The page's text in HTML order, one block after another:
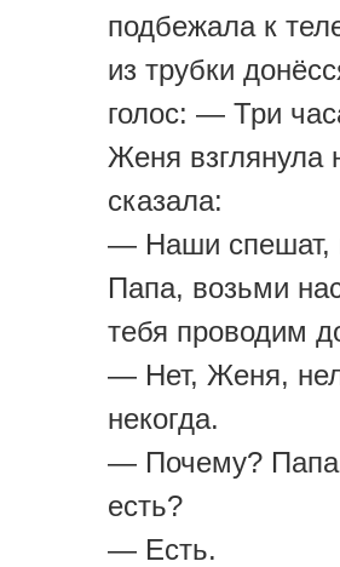
подбежала к
из трубки
голос: — Три
Женя взглянула
сказала:
— Наши спешат,
Папа, возьми
тебя проводим
— Нет, Женя,
некогда.
— Почему?
есть?
— Есть.